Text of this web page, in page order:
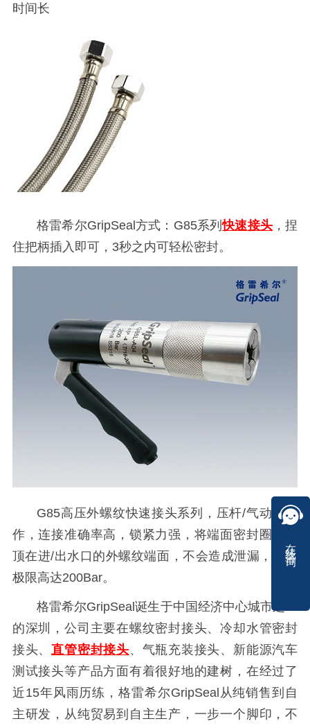
时间长
格雷希尔GripSeal方式：G85系列快速接头，捏
住把柄插入即可，3秒之内可轻松密封。
G85高压外螺纹快速接头系列，压杆/气动式操
作，连接准确率高，锁紧力强，将端面密封圈牢牢
顶在进/出水口的外螺纹端面，不会造成泄漏，承压
极限高达200Bar。
格雷希尔GripSeal诞生于中国经济中心城市之一
的深圳，公司主要在螺纹密封接头、冷却水管密封
接头、直管密封接头、气瓶充装接头、新能源汽车
测试接头等产品方面有着很好地的建树，在经过了
近15年风雨历练，格雷希尔GripSeal从纯销售到自
主研发，从纯贸易到自主生产，一步一个脚印，不
在线咨询